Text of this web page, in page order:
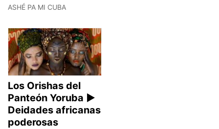
ASHÉ PA MI CUBA
Los Orishas del
Panteón Yoruba ►
Deidades africanas
poderosas